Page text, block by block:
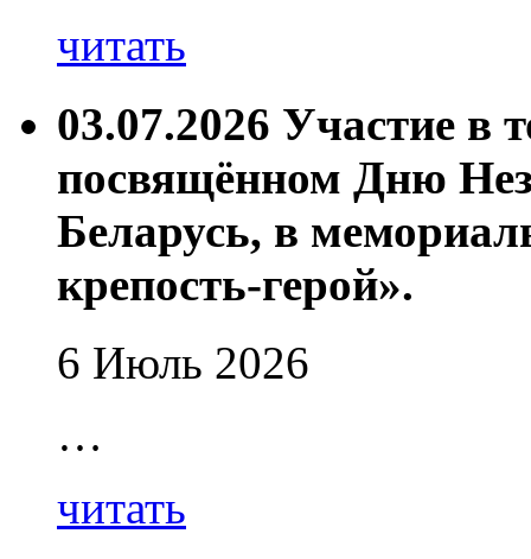
читать
03.07.2026 Участие в
посвящённом Дню
Беларусь, в
крепость-герой».
6 Июль 2026
…
читать